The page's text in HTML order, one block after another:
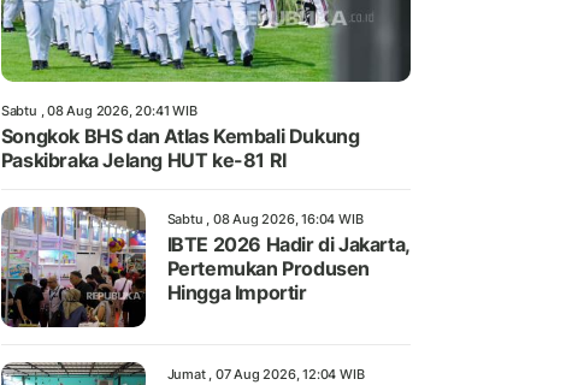
Sabtu , 08 Aug 2026, 20:41 WIB
Songkok BHS dan Atlas Kembali Dukung
Paskibraka Jelang HUT ke-81 RI
Sabtu , 08 Aug 2026, 16:04 WIB
IBTE 2026 Hadir di Jakarta,
Pertemukan Produsen
Hingga Importir
Jumat , 07 Aug 2026, 12:04 WIB